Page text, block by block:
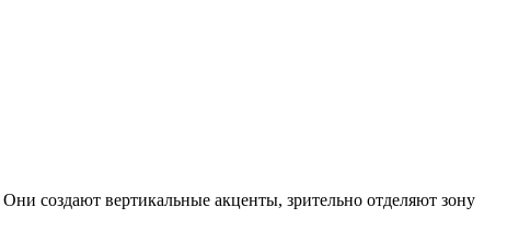
создают вертикальные акценты, зрительно отделяют зону